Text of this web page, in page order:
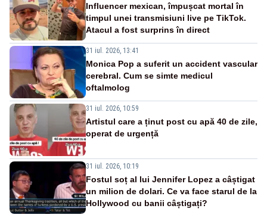
Influencer mexican, împușcat mortal în
timpul unei transmisiuni live pe TikTok.
Atacul a fost surprins în direct
31 iul. 2026, 13:41
Monica Pop a suferit un accident vascular
cerebral. Cum se simte medicul
oftalmolog
31 iul. 2026, 10:59
Artistul care a ținut post cu apă 40 de zile,
operat de urgență
31 iul. 2026, 10:19
Fostul soț al lui Jennifer Lopez a câștigat
un milion de dolari. Ce va face starul de la
Hollywood cu banii câștigați?